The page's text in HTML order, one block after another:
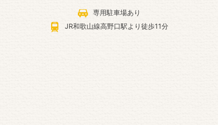
専用駐車場あり
JR和歌山線高野口駅より徒歩11分